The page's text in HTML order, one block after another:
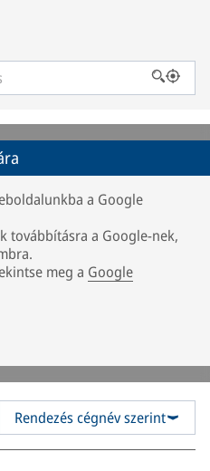
a Google
továbbításra a Google-nek,
meg a Google
Rendezés cégnév szerint